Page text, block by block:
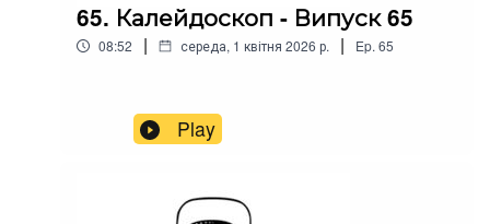
65. Калейдоскоп - Випуск 65
08:52 | середа, 1 квітня 2026 р. | Ep. 65
Play